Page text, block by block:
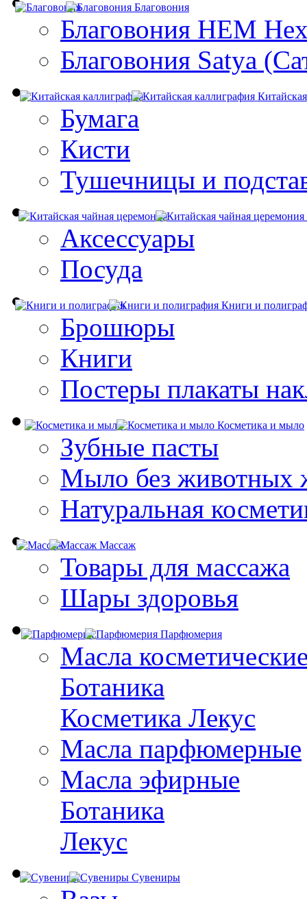
Благовония
Благовония HEM
Благовония Satya
Бумага
Кисти
Тушечницы и
Аксессуары
Посуда
Книги и
Брошюры
Книги
Постеры плакаты
Косметика и мыло
Зубные пасты
Мыло без животных
Натуральная
Массаж
Товары для массажа
Шары здоровья
Парфюмерия
Масла
Ботаника
Косметика Лекус
Масла парфюмерные
Масла эфирные
Ботаника
Лекус
Сувениры